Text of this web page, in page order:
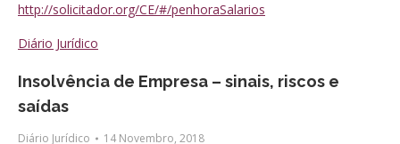
http://solicitador.org/CE/#/penhoraSalarios
Diário Jurídico
Insolvência de Empresa – sinais, riscos e
saídas
Diário Jurídico 14 Novembro, 2018